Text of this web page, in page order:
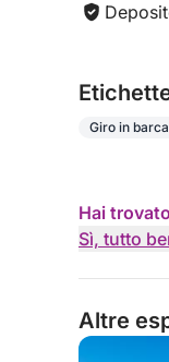
Giro in
Hai
Sì, tutto
Altre